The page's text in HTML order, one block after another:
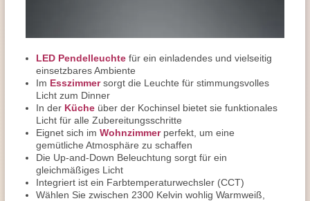
LED Pendelleuchte für ein einladendes und vielseitig
einsetzbares Ambiente
Im Esszimmersorgt die Leuchte für stimmungsvolles
Licht zum Dinner
In der Küche über der Kochinsel bietet sie funktionales
Licht für alle Zubereitungsschritte
Eignet sich im Wohnzimmerperfekt, um eine
gemütliche Atmosphäre zu schaffen
Die Up-and-Down Beleuchtung sorgt für ein
gleichmäßiges Licht
Integriert ist ein Farbtemperaturwechsler (CCT)
Wählen Sie zwischen 2300 Kelvin wohlig Warmweiß,